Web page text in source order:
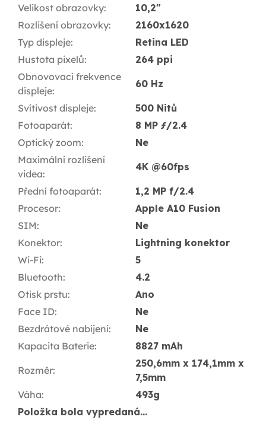
Velikost obrazovky:
10,2"
Rozlišení obrazovky:
2160x1620
Typ displeje:
Retina LED
Hustota pixelů:
264 ppi
Obnovovací frekvence
displeje:
60 Hz
Svítivost displeje:
500 Nitů
Fotoaparát:
8 MP ƒ/2.4
Optický zoom:
Ne
Maximální rozlišení
videa:
4K @60fps
Přední fotoaparát:
1,2 MP f/2.4
Procesor:
Apple A10 Fusion
SIM:
Ne
Konektor:
Lightning konektor
Wi-Fi:
5
Bluetooth:
4.2
Otisk prstu:
Ano
Face ID:
Ne
Bezdrátové nabíjení:
Ne
Kapacita Baterie: 8827 mAh
Rozměr:
250,6mm x 174,1mm x
7,5mm
Váha:
493g
Položka bola vypredaná…